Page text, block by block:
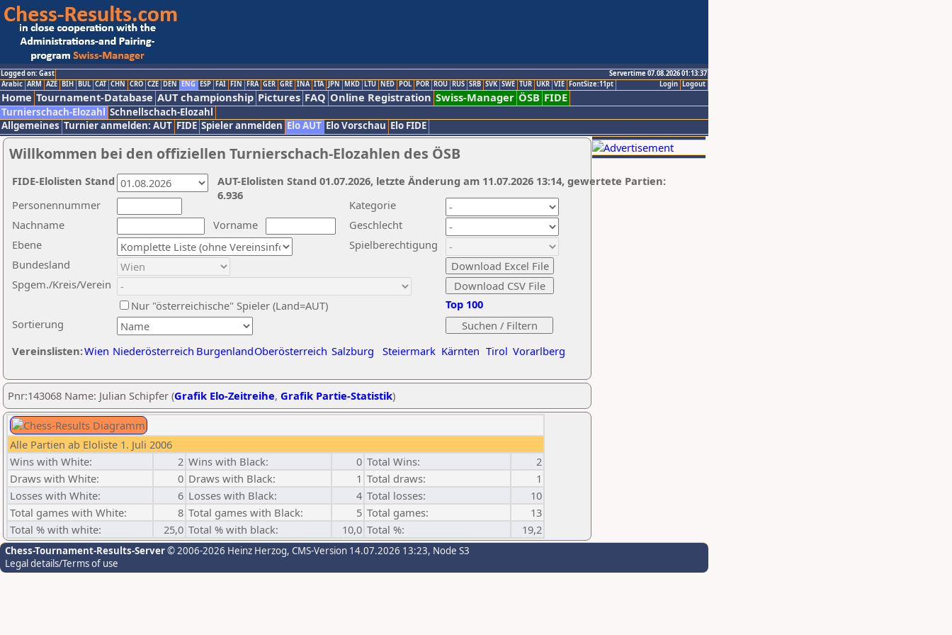
Logged on: Gast
Servertime 07.08.2026 01:13:37
Logout
Login
Arabic ARM AZE BIH BUL CAT CHN CRO CZE DEN ENG ESP FAI FIN FRA GER GRE INA ITA JPN MKD LTU NED POL POR ROU RUS SRB SVK SWE TUR UKR VIE FontSize:11pt
Home Tournament-Database AUT championship Pictures FAQ Online Registration Swiss-Manager ÖSB FIDE
Turnierschach-Elozahl Schnellschach-Elozahl
Allgemeines Turnier anmelden: AUT FIDE Spieler anmelden Elo AUT Elo Vorschau Elo FIDE
Willkommen bei den offiziellen Turnierschach-Elozahlen des ÖSB
Nachname
Vorname
Ebene
Kategorie
Sortierung
Personennummer
Bundesland
Spgem./Kreis/Verein
Geschlecht
Nur "österreichische" Spieler (Land=AUT)
Spielberechtigung
Vereinslisten:Wien Niederösterreich BurgenlandOberösterreich Salzburg Steiermark Kärnten Tirol Vorarlberg
Top 100
AUT-Elolisten Stand 01.07.2026, letzte Änderung am 11.07.2026 13:14, gewertete Partien:
6.936
FIDE-Elolisten Stand
Pnr:143068 Name: Julian Schipfer (Grafik Elo-Zeitreihe, Grafik Partie-Statistik)
Alle Partien ab Eloliste 1. Juli 2006
Wins with White:
2 Wins with Black: 0 Total Wins:
2
Draws with White:
0 Draws with Black: 1 Total draws:
1
Losses with White:
6 Losses with Black: 4 Total losses:
10
Total games with White:
8 Total games with Black: 5 Total games:
13
Total % with white:
25,0 Total % with black: 10,0 Total %: 19,2
Chess-Tournament-Results-Server© 2006-2026 Heinz Herzog, CMS-Version 14.07.2026 13:23, Node S3
Legal details/Terms of use